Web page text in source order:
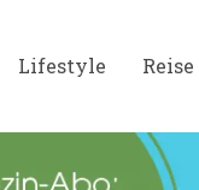
Lifestyle Reise